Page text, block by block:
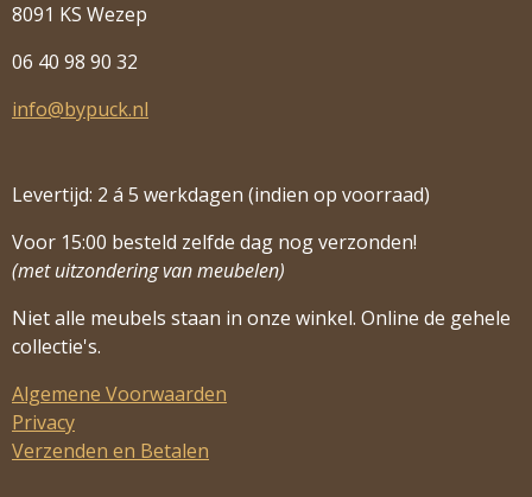
8091 KS Wezep
06 40 98 90 32
info@bypuck.nl
Levertijd: 2 á 5 werkdagen (indien op voorraad)
Voor 15:00 besteld zelfde dag nog verzonden!
(met uitzondering van meubelen)
Niet alle meubels staan in onze winkel. Online de gehele
collectie's.
Algemene Voorwaarden
Privacy
Verzenden en Betalen